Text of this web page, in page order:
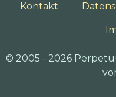
Kontakt
© 2005 - 2026